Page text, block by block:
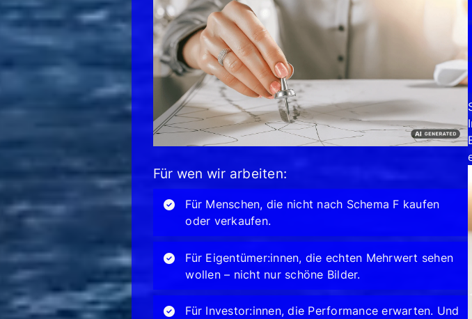
Für wen wir arbeiten:
Für Menschen, die nicht nach Schema F kaufen
oder verkaufen.
Für Eigentümer:innen, die echten Mehrwert sehen
wollen – nicht nur schöne Bilder.
Für Investor:innen, die Performance erwarten. Und